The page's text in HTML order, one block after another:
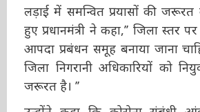
रेखांकित करते हुए प्रधानमंत्री ने
इस उद्देश्य के लिये आपदा प्रबंधन
चाहिए। इसके साथ ही जिला निगरानी
नियुक्त किये जाने की जरूरत है। ’’
उन्होंने कहा कि कोरोना संबंधी आंकड़े